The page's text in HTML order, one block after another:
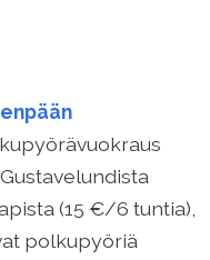
(15 €/6 tuntia),
polkupyöriä